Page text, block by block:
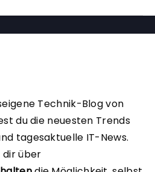
Technik-Blog von
du die neuesten Trends
tagesaktuelle IT-News.
über